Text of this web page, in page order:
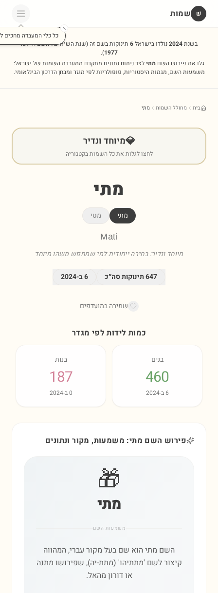
שׁ שמות
כל כלי המעבדה מחכים
בשנת2024נולדו בישראל6 תינוקות בשם זה(שנת השיא של השם הייתה
1977
).
גלו את פירוש השם מתילצד ניתוח נתונים מתקדם ממעבדת השמות של ישראל:
משמעות השם, מגמות היסטוריות, פופולריות לפי מגזר ומבחן הדרכון הבינלאומי.
בית מחולל השמות מתי
💎מיוחד ונדיר
לחצו לגלות את כל השמות בקטגוריה
מתי
מתי מטי
Mati
מיוחד ונדיר: בחירה ייחודית למי שמחפש משהו מיוחד
647תינוקות סה״כ 6ב-2024
שמירה במועדפים
כמות לידות לפי מגדר
בנים
460
6ב-2024
בנות
187
0ב-2024
פירוש השם מתי: משמעות, מקור ונתונים
🎁
מתי
משמעות השם
השם מתי הוא שם בעל מקור עברי, המהווה
קיצור לשם 'מתתיהו' (מתת-יה), שפירושו מתנה
או דורון מהאל.